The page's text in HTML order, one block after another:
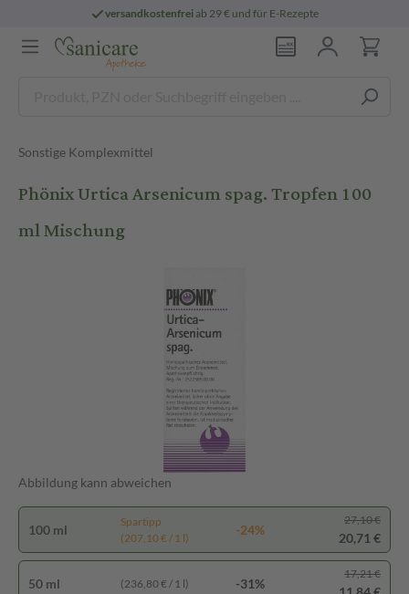
versandkostenfreiab 29 € und für E-Rezepte
Sonstige Komplexmittel
Phönix Urtica Arsenicum spag. Tropfen 100
ml Mischung
Abbildung kann abweichen
100 ml
Spartipp
(207,10 € / 1 l)
-24%
27,10 €
20,71 €
50 ml (236,80 € / 1 l) -31%
17,21 €